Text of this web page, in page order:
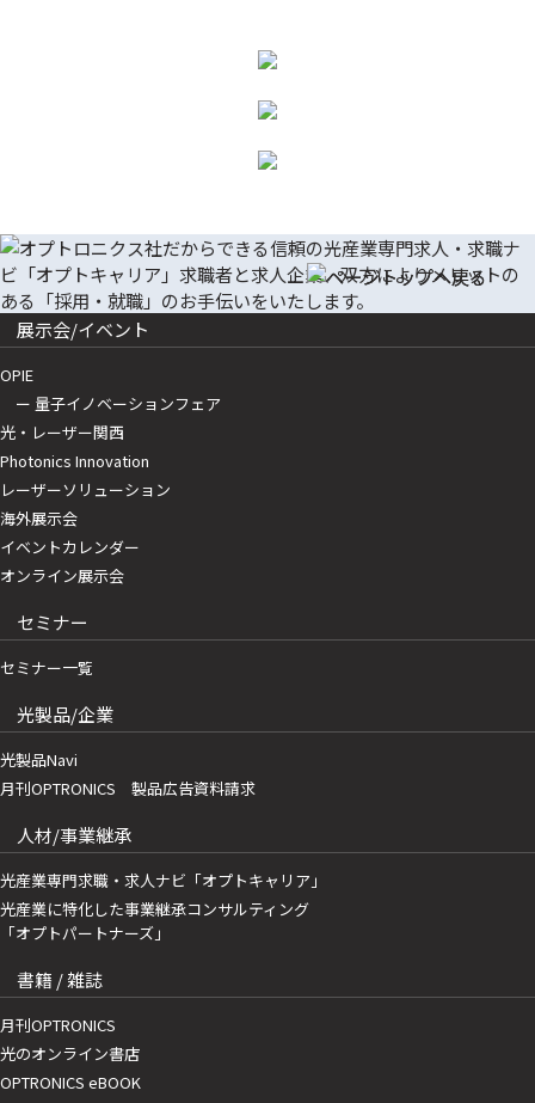
展示会/イベント
OPIE
ー 量子イノベーションフェア
光・レーザー関西
Photonics Innovation
レーザーソリューション
海外展示会
イベントカレンダー
オンライン展示会
セミナー
セミナー一覧
光製品/企業
光製品Navi
月刊OPTRONICS 製品広告資料請求
人材/事業継承
光産業専門求職・求人ナビ「オプトキャリア」
光産業に特化した事業継承コンサルティング
「オプトパートナーズ」
書籍 / 雑誌
月刊OPTRONICS
光のオンライン書店
OPTRONICS eBOOK